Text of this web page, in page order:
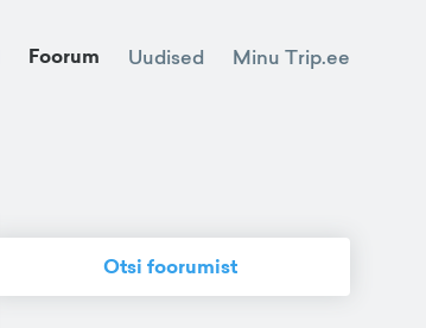
Foorum Uudised Minu Trip.ee
Otsi foorumist